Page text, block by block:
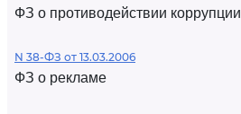
ФЗ о противодействии коррупции
N 38-ФЗ от 13.03.2006
ФЗ о рекламе